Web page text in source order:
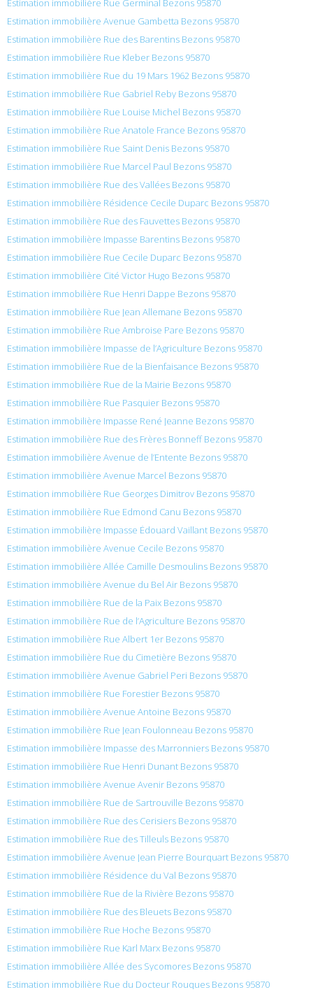
Estimation immobilière Rue Germinal Bezons 95870
Estimation immobilière Avenue Gambetta Bezons 95870
Estimation immobilière Rue des Barentins Bezons 95870
Estimation immobilière Rue Kleber Bezons 95870
Estimation immobilière Rue du 19 Mars 1962 Bezons 95870
Estimation immobilière Rue Gabriel Reby Bezons 95870
Estimation immobilière Rue Louise Michel Bezons 95870
Estimation immobilière Rue Anatole France Bezons 95870
Estimation immobilière Rue Saint Denis Bezons 95870
Estimation immobilière Rue Marcel Paul Bezons 95870
Estimation immobilière Rue des Vallées Bezons 95870
Estimation immobilière Résidence Cecile Duparc Bezons 95870
Estimation immobilière Rue des Fauvettes Bezons 95870
Estimation immobilière Impasse Barentins Bezons 95870
Estimation immobilière Rue Cecile Duparc Bezons 95870
Estimation immobilière Cité Victor Hugo Bezons 95870
Estimation immobilière Rue Henri Dappe Bezons 95870
Estimation immobilière Rue Jean Allemane Bezons 95870
Estimation immobilière Rue Ambroise Pare Bezons 95870
Estimation immobilière Impasse de l’Agriculture Bezons 95870
Estimation immobilière Rue de la Bienfaisance Bezons 95870
Estimation immobilière Rue de la Mairie Bezons 95870
Estimation immobilière Rue Pasquier Bezons 95870
Estimation immobilière Impasse René Jeanne Bezons 95870
Estimation immobilière Rue des Frères Bonneff Bezons 95870
Estimation immobilière Avenue de l’Entente Bezons 95870
Estimation immobilière Avenue Marcel Bezons 95870
Estimation immobilière Rue Georges Dimitrov Bezons 95870
Estimation immobilière Rue Edmond Canu Bezons 95870
Estimation immobilière Impasse Édouard Vaillant Bezons 95870
Estimation immobilière Avenue Cecile Bezons 95870
Estimation immobilière Allée Camille Desmoulins Bezons 95870
Estimation immobilière Avenue du Bel Air Bezons 95870
Estimation immobilière Rue de la Paix Bezons 95870
Estimation immobilière Rue de l’Agriculture Bezons 95870
Estimation immobilière Rue Albert 1er Bezons 95870
Estimation immobilière Rue du Cimetière Bezons 95870
Estimation immobilière Avenue Gabriel Peri Bezons 95870
Estimation immobilière Rue Forestier Bezons 95870
Estimation immobilière Avenue Antoine Bezons 95870
Estimation immobilière Rue Jean Foulonneau Bezons 95870
Estimation immobilière Impasse des Marronniers Bezons 95870
Estimation immobilière Rue Henri Dunant Bezons 95870
Estimation immobilière Avenue Avenir Bezons 95870
Estimation immobilière Rue de Sartrouville Bezons 95870
Estimation immobilière Rue des Cerisiers Bezons 95870
Estimation immobilière Rue des Tilleuls Bezons 95870
Estimation immobilière Avenue Jean Pierre Bourquart Bezons 95870
Estimation immobilière Résidence du Val Bezons 95870
Estimation immobilière Rue de la Rivière Bezons 95870
Estimation immobilière Rue des Bleuets Bezons 95870
Estimation immobilière Rue Hoche Bezons 95870
Estimation immobilière Rue Karl Marx Bezons 95870
Estimation immobilière Allée des Sycomores Bezons 95870
Estimation immobilière Rue du Docteur Rouques Bezons 95870